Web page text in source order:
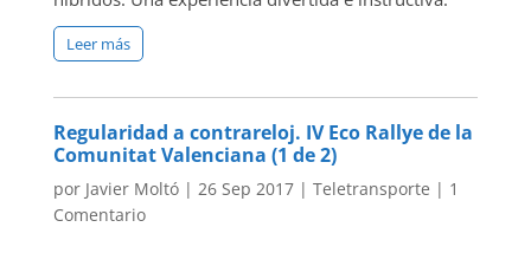
Leer más
Regularidad a contrareloj. IV Eco Rallye de la
Comunitat Valenciana (1 de 2)
por Javier Moltó| 26 Sep 2017| Teletransporte | 1
Comentario